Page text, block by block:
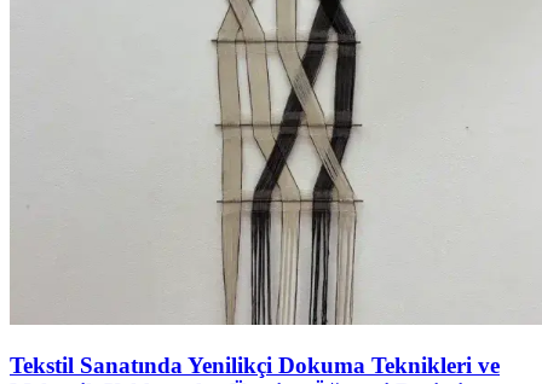
Tekstil Sanatında Yenilikçi Dokuma Teknikleri ve